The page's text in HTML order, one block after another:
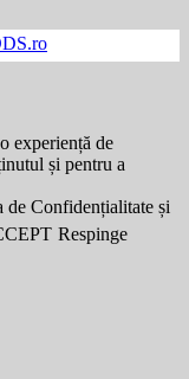
experiență de
și pentru a
de Confidențialitate și
Respinge